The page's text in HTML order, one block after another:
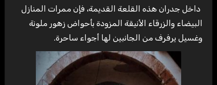
داخل جدران هذه القلعة القديمة، فإن ممرات المنازل
البيضاء والزرقاء الأنيقة المزودة بأحواض زهور ملونة
وغسيل يرفرف من الجانبين لها أجواء ساحرة.